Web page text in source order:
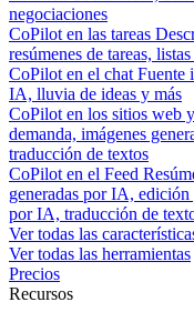
negociaciones
CoPilot en las tareas
resúmenes de tareas,
CoPilot en el chat Fuente
IA, lluvia de ideas y más
CoPilot en los sitios web
demanda, imágenes
traducción de textos
CoPilot en el Feed
generadas por IA, edición
por IA, traducción de
Ver todas las
Ver todas las herramientas
Precios
Recursos